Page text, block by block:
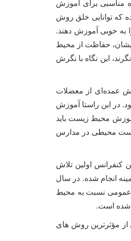
مناسبی برای آموزش
که توانایی خلق روش
به خوبی آموزش دهند.
حفاظت از محیط
این نگاه با نگرش
عمده‌ای از معضلات
در این راستا آموزش
محیط زیست باید
محیطی در مدارس
این کنفرانس اولین تلاش
انجام شده. در سال
عمومی نسبت به محیط
شده است.
از مؤثرترین روش های